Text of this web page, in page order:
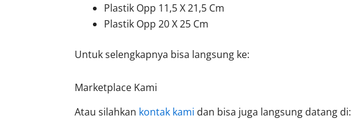
Plastik Opp 11,5 X 21,5 Cm
Plastik Opp 20 X 25 Cm
Untuk selengkapnya bisa langsung ke:
Marketplace Kami
Atau silahkan kontak kami dan bisa juga langsung datang di: